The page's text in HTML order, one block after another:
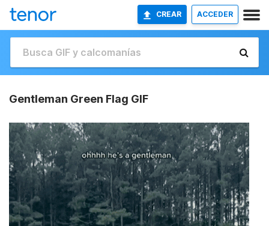
CREAR ACCEDER
Gentleman Green Flag GIF